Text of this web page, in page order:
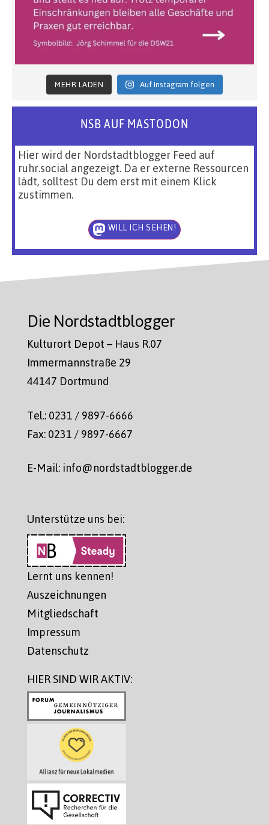
MEHR LADEN Auf Instagram folgen
NSB AUF MASTODON
Hier wird der Nordstadtblogger Feed auf
ruhr.social angezeigt. Da er externe Ressourcen
lädt, solltest Du dem erst mit einem Klick
zustimmen.
WILL ICH SEHEN!
Die Nordstadtblogger
Kulturort Depot – Haus R.07
Immermannstraße 29
44147 Dortmund
Tel.: 0231 / 9897-6666
Fax: 0231 / 9897-6667
E-Mail: info@nordstadtblogger.de
Unterstütze uns bei:
Lernt uns kennen!
Auszeichnungen
Mitgliedschaft
Impressum
Datenschutz
HIER SIND WIR AKTIV: